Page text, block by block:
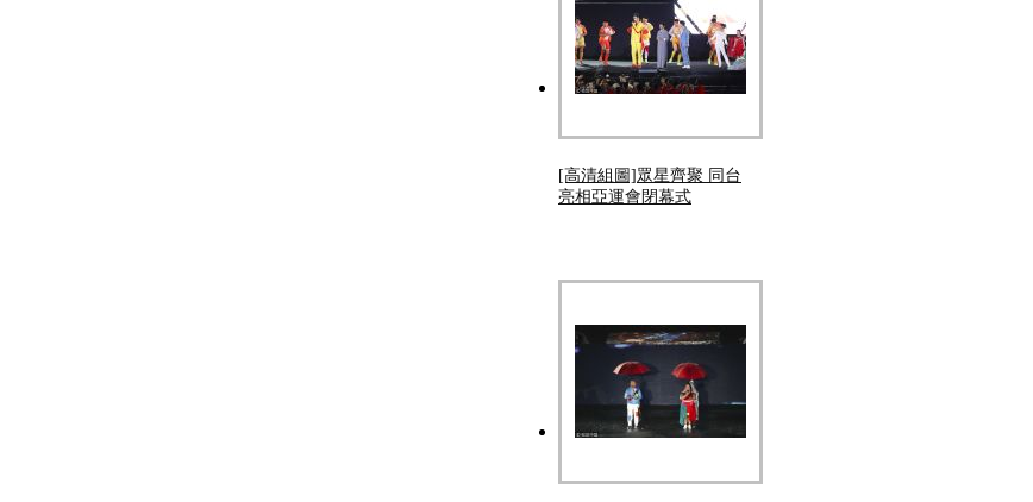
[高清組圖]眾星齊聚 同台
亮相亞運會閉幕式